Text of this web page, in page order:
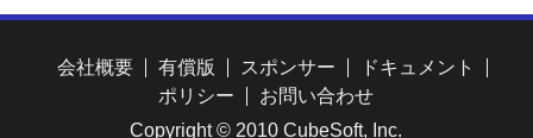
会社概要 有償版 スポンサー
ドキュメント
ポリシー
お問い合わせ
Copyright © 2010 CubeSoft, Inc.